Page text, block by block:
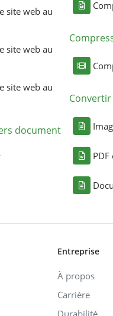
site web au
site web au
site web au
document
Convertir
Entreprise
À propos
Carrière